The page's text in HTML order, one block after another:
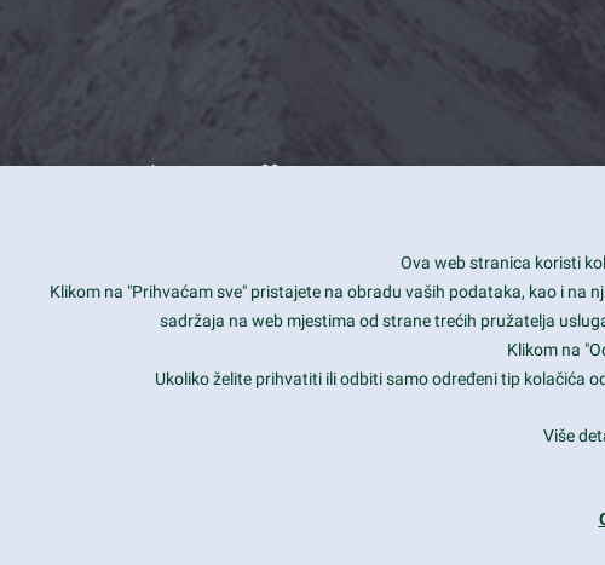
What we offer
Is your website user friendly?
Ark offers weekly stunning designs.
Why our customers love Ark?
Smart and
Unlimited
Mobile
Ova web stranica koristi
Klikom na "Prihvaćam sve" pristajete na obradu vaših podataka, kao i na
sadržaja na web mjestima od strane trećih pružatelja
Klikom na
Ukoliko želite prihvatiti ili odbiti samo određeni tip kolačića
Više